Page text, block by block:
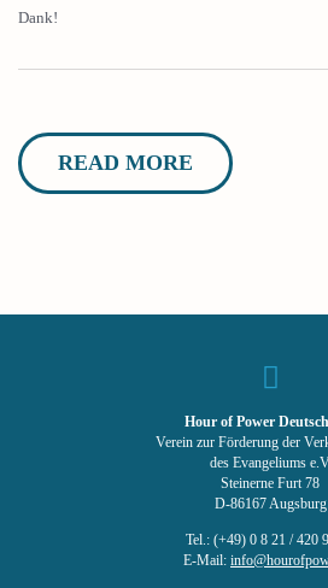
Dank!
READ MORE
Hour of Power
Verein zur Förderung der
des Evangeliums
Steinerne Furt 78
D-86167 Augsburg
Tel.: (+49) 0 8 21 / 420
E-Mail: